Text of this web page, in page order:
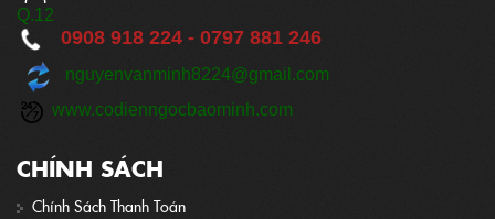
Q.12
0908 918 224 - 0797 881 246
nguyenvanminh8224@gmail.com
www.codienngocbaominh.com
CHÍNH SÁCH
Chính Sách Thanh Toán